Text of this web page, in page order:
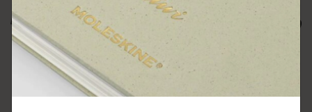
Moleskine Notebooks,
Journals and Cahiers
種類豊富なノートブックの中から、あなた
の才能を解き放つ1冊を。